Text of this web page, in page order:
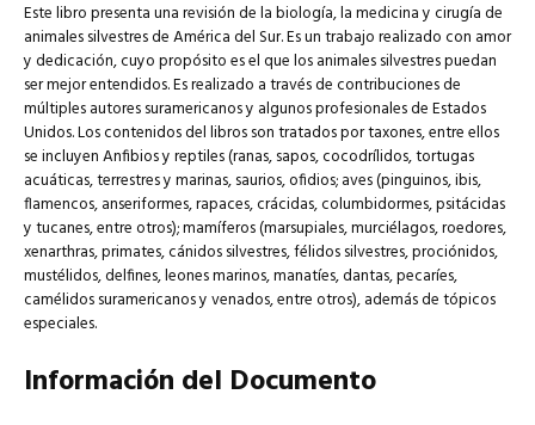
Este libro presenta una revisión de la biología, la medicina y cirugía de
animales silvestres de América del Sur. Es un trabajo realizado con amor
y dedicación, cuyo propósito es el que los animales silvestres puedan
ser mejor entendidos. Es realizado a través de contribuciones de
múltiples autores suramericanos y algunos profesionales de Estados
Unidos. Los contenidos del libros son tratados por taxones, entre ellos
se incluyen Anfibios y reptiles (ranas, sapos, cocodrílidos, tortugas
acuáticas, terrestres y marinas, saurios, ofidios; aves (pinguinos, ibis,
flamencos, anseriformes, rapaces, crácidas, columbidormes, psitácidas
y tucanes, entre otros); mamíferos (marsupiales, murciélagos, roedores,
xenarthras, primates, cánidos silvestres, félidos silvestres, prociónidos,
mustélidos, delfines, leones marinos, manatíes, dantas, pecaríes,
camélidos suramericanos y venados, entre otros), además de tópicos
especiales.
Información del Documento